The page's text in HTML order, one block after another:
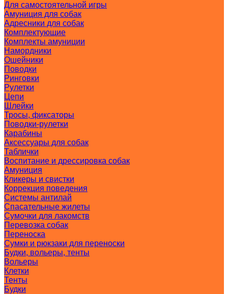
Для самостоятельной игры
Амуниция для собак
Адресники для собак
Комплектующие
Комплекты амуниции
Намордники
Ошейники
Поводки
Ринговки
Рулетки
Цепи
Шлейки
Тросы, фиксаторы
Поводки-рулетки
Карабины
Аксессуары для собак
Таблички
Воспитание и дрессировка собак
Амуниция
Кликеры и свистки
Коррекция поведения
Системы антилай
Спасательные жилеты
Сумочки для лакомств
Перевозка собак
Переноска
Сумки и рюкзаки для переноски
Будки, вольеры, тенты
Вольеры
Клетки
Тенты
Будки